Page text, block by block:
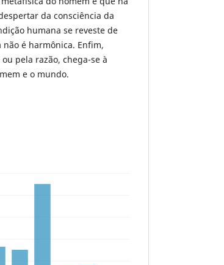
da consciência da
humana se reveste de
não é harmônica. Enfim,
pela razão, chega-se à
e o mundo.